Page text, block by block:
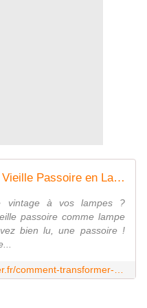
Comment Transformer une Vieille Passoire en Lampe Suspendue.
vintage à vos lampes ?
passoire comme lampe
bien lu, une passoire !